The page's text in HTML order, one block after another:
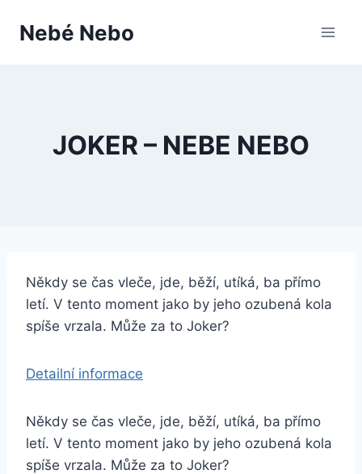
Nebé Nebo
JOKER – NEBE NEBO
Někdy se čas vleče, jde, běží, utíká, ba přímo
letí. V tento moment jako by jeho ozubená kola
spíše vrzala. Může za to Joker?
Detailní informace
Někdy se čas vleče, jde, běží, utíká, ba přímo
letí. V tento moment jako by jeho ozubená kola
spíše vrzala. Může za to Joker?